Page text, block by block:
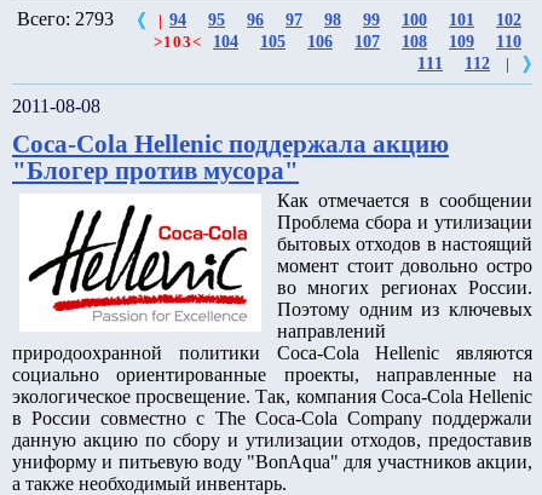
Всего: 2793 94 95 96 97 98 99 100 101 102
>103< 104 105 106 107 108 109
110
111
112
2011-08-08
Coca-Cola Hellenic поддержала акцию
"Блогер против мусора"
Как отмечается в сообщении
Проблема сбора и утилизации
бытовых отходов в настоящий
момент стоит довольно остро
во многих регионах России.
Поэтому одним из ключевых
направлений
природоохранной политики Coca-Cola Hellenic являются
социально ориентированные проекты, направленные на
экологическое просвещение. Так, компания Coca-Cola Hellenic
в России совместно с The Coca-Cola Company поддержали
данную акцию по сбору и утилизации отходов, предоставив
униформу и питьевую воду "BonAqua" для участников акции,
а также необходимый инвентарь.